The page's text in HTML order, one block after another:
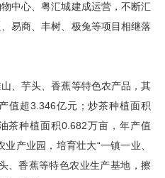
中心、粤汇城建成运营，不断汇
易商、丰树、极兔等项目相继落
芋头、香蕉等特色农产品，其
值超3.346亿元；炒茶种植面积
茶种植面积0.682万亩，年产值
产业园，培育壮大“一镇一业、
、香蕉等特色农业生产基地，擦